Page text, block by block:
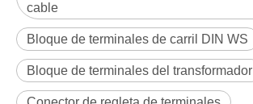
cable
Bloque de terminales de carril DIN WS
Bloque de terminales del transformador